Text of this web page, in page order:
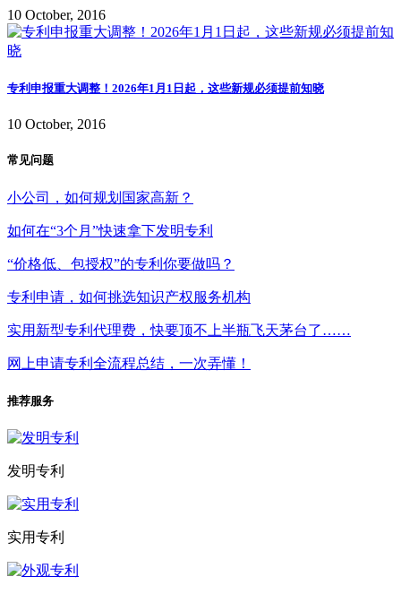
10 October, 2016
专利申报重大调整！2026年1月1日起，这些新规必须提前知晓
10 October, 2016
常见问题
小公司，如何规划国家高新？
如何在“3个月”快速拿下发明专利
“价格低、包授权”的专利你要做吗？
专利申请，如何挑选知识产权服务机构
实用新型专利代理费，快要顶不上半瓶飞天茅台了……
网上申请专利全流程总结，一次弄懂！
推荐服务
发明专利
实用专利